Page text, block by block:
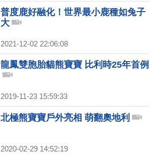
普度鹿好融化！世界最小鹿種如兔子
大
2021-12-02 22:06:08
龍鳳雙胞胎貓熊寶寶 比利時25年首例
2019-11-23 15:59:33
北極熊寶寶戶外亮相 萌翻奧地利
2020-02-29 14:52:19